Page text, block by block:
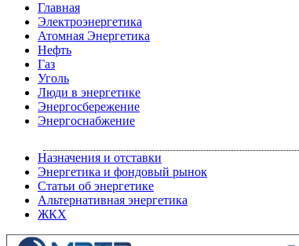
Главная
Электроэнергетика
Атомная Энергетика
Нефть
Газ
Уголь
Люди в энергетике
Энергосбережение
Энергоснабжение
Назначения и отставки
Энергетика и фондовый рынок
Статьи об энергетике
Альтернативная энергетика
ЖКХ